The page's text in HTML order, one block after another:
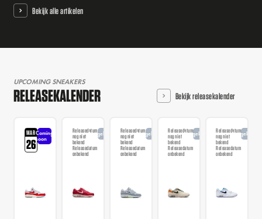
Bekijk alle artikelen
UPCOMING SNEAKERS
RELEASEKALENDER Bekijk releasekalender
MAR
26
Coming
soon
Releasedatum
nog niet
bekend
Releasedatum
onbekend
AangekondigdReleasedatum
nog niet
bekend
Releasedatum
onbekend
AangekondigdReleasedatum
nog niet
bekend
Releasedatum
onbekend
AangekondigdReleasedatum
nog niet
bekend
Releasedatum
onbekend